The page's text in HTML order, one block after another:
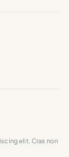
elit. Cras non